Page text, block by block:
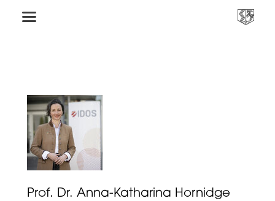
Prof. Dr. Anna-Katharina Hornidge